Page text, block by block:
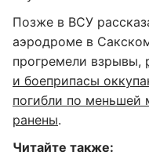
Позже в ВСУ
аэродроме в
прогремели взрывы,
и боеприпасы
погибли по меньшей
ранены.
Читайте также: